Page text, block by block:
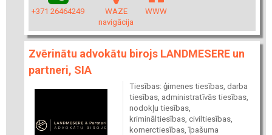
+371 26464249
WAZE
navigācija
WWW
Zvērinātu advokātu birojs LANDMESERE un
partneri, SIA
Tiesības: ģimenes tiesības, darba
tiesības, administratīvās tiesības,
nodokļu tiesības,
krimināltiesības, civiltiesības,
komerctiesības, īpašuma